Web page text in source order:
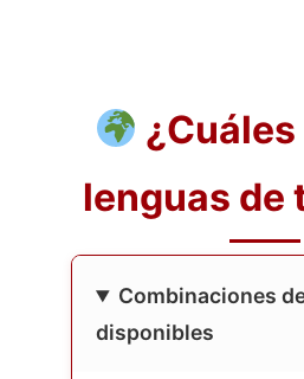
lenguas de
Combinaciones
disponibles